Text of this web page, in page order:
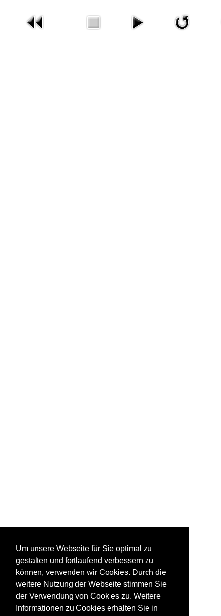
Um unsere Webseite für Sie optimal zu
gestalten und fortlaufend verbessern zu
können, verwenden wir Cookies. Durch die
weitere Nutzung der Webseite stimmen Sie
der Verwendung von Cookies zu. Weitere
Informationen zu Cookies erhalten Sie in